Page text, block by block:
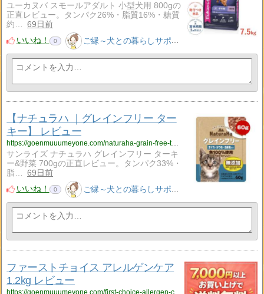
ユーカヌバ スモールアダルト 小型犬用 800gの
正直レビュー。タンパク26%・脂質16%・糖質
約…
69日前
いいね！
0 ご縁～犬との暮らしサポート～
【ナチュラハ ｜グレインフリー ター
キー】 レビュー
https://goenmuuumeyone.com/naturaha-grain-free-turkey-700g-review/
サンライズ ナチュラハ グレインフリー ターキ
ー&野菜 700gの正直レビュー。タンパク33%・
脂…
69日前
いいね！
0 ご縁～犬との暮らしサポート～
ファーストチョイス アレルゲンケア
1.2kg レビュー